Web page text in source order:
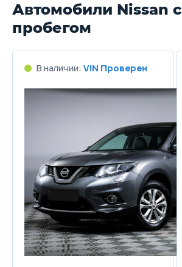
Автомобили Nissan с
пробегом
В наличии: VIN Проверен